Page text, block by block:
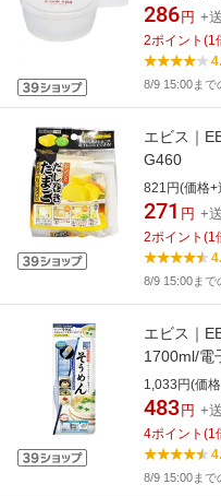
286 円 +
2ポイント (1
8/9 15:00まで
エビス｜
G460
821円(価格+
271 円 +
2ポイント (1
8/9 15:00まで
エビス｜
1700ml/電
1,033円(価
483 円 +
4ポイント (1
8/9 15:00まで